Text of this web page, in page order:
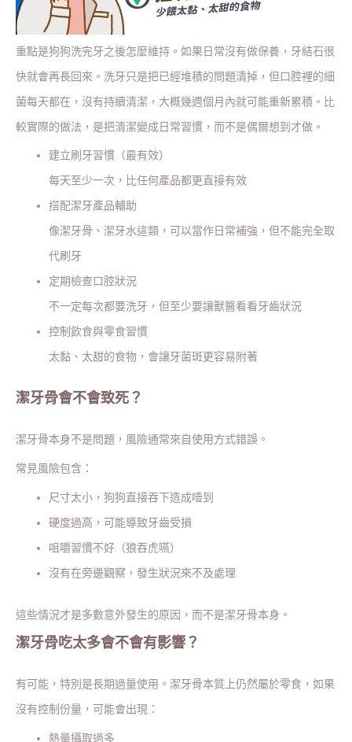
重點是狗狗洗完牙之後怎麼維持。如果日常沒有做保養，牙結石很
快就會再長回來。洗牙只是把已經堆積的問題清掉，但口腔裡的細
菌每天都在，沒有持續清潔，大概幾週個月 內就可能重新累積。比
較實際的做法，是把清潔變成日常習慣，而不是偶爾想到才做。
建立刷牙習慣（最有效）
每天至少一次，比任何產品都更直接有效
搭配潔牙產品輔助
像潔牙骨、潔牙水這類，可以當作日常補強，但不能完全取
代刷牙
定期檢查口腔狀況
不一定每次都要洗牙，但至少要讓獸醫看看牙齒狀況
控制飲食與零食習慣
太黏、太甜的食物，會讓牙菌斑更容易附著
潔牙骨會不會致死？
潔牙骨本身不是問題，風險通常來自使用方式錯誤。
常見風險包含：
尺寸太小，狗狗直接吞下造成噎到
硬度過高，可能導致牙齒受損
咀嚼習慣不好（狼吞虎嚥）
沒有在旁邊觀察，發生狀況來不及處理
這些情況才是多數意外發生的原因，而不是潔牙骨本身。
潔牙骨吃太多會不會有影響？
有可能，特別是長期過量使用。潔牙骨本質上仍然屬於零食，如果
沒有控制份量，可能會出現：
熱量攝取過多